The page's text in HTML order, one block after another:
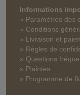
Informations
» Paramètres des
» Conditions
» Livraison et
» Règles de
» Questions
» Plaintes
» Programme de